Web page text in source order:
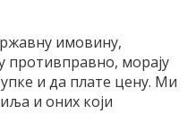
имовину,
противправно, морају
и да плате цену. Ми
и оних који